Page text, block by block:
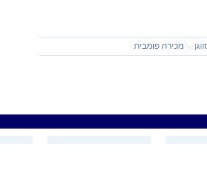
מכירה פומבית